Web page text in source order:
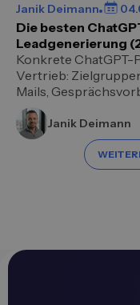
Janik Deimann
Die besten
Leadgenerierung
Konkrete ChatGPT-
Vertrieb:
Mails,
Janik Deimann